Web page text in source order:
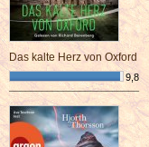
Das kalte Herz von Oxford
9,8
¯¯¯¯¯¯¯¯¯¯¯¯¯¯¯¯¯¯¯¯¯¯¯¯